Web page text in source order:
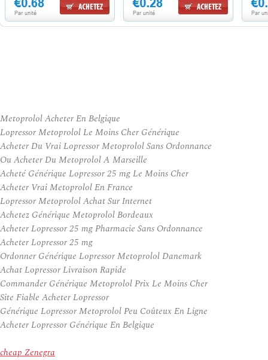
Metoprolol Acheter En Belgique
Lopressor Metoprolol Le Moins Cher Générique
Acheter Du Vrai Lopressor Metoprolol Sans Ordonnance
Ou Acheter Du Metoprolol A Marseille
Acheté Générique Lopressor 25 mg Le Moins Cher
Acheter Vrai Metoprolol En France
Lopressor Metoprolol Achat Sur Internet
Achetez Générique Metoprolol Bordeaux
Acheter Lopressor 25 mg Pharmacie Sans Ordonnance
Acheter Lopressor 25 mg
Ordonner Générique Lopressor Metoprolol Danemark
Achat Lopressor Livraison Rapide
Commander Générique Metoprolol Prix Le Moins Cher
Site Fiable Acheter Lopressor
Générique Lopressor Metoprolol Peu Coûteux En Ligne
Acheter Lopressor Générique En Belgique
cheap Zenegra